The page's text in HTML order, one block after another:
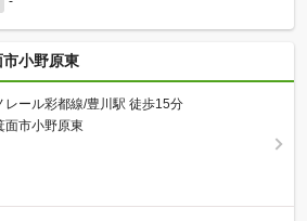
小野原東
レール彩都線/豊川駅 徒歩15分
面市小野原東